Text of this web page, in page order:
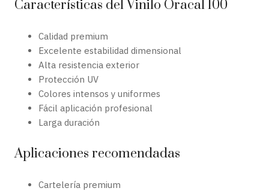
Características del Vinilo Oracal 100
Calidad premium
Excelente estabilidad dimensional
Alta resistencia exterior
Protección UV
Colores intensos y uniformes
Fácil aplicación profesional
Larga duración
Aplicaciones recomendadas
Cartelería premium